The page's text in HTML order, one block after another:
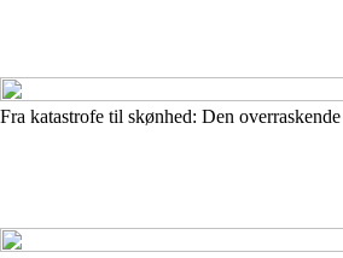
Fra katastrofe til skønhed: Den